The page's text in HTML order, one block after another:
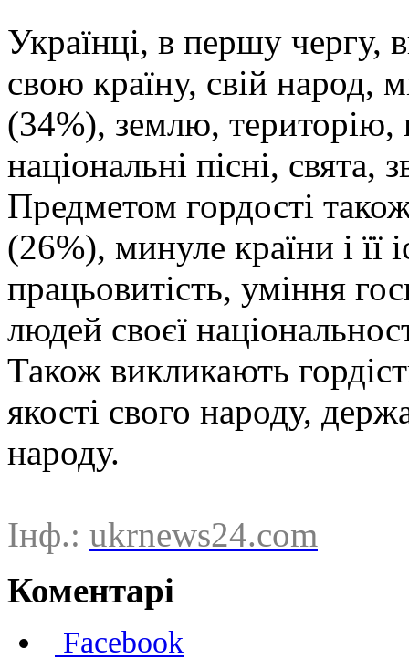
Українці, в першу чергу,
свою країну, свій народ,
(34%), землю, територію,
національні пісні, свята,
Предметом гордості
(26%), минуле країни і її
працьовитість, уміння
людей своєї
Також викликають
якості свого народу,
народу.
Інф.: ukrnews24.com
Коментарі
Facebook